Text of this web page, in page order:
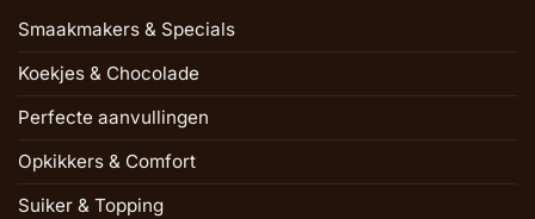
Smaakmakers & Specials
Koekjes & Chocolade
Perfecte aanvullingen
Opkikkers & Comfort
Suiker & Topping